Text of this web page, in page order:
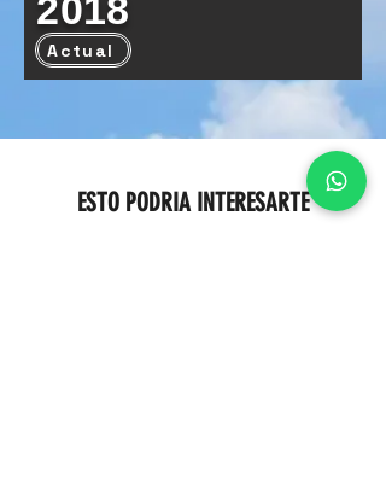
Actual
2018
ESTO PODRIA INTERESARTE